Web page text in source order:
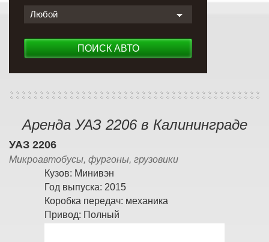
Любой
ПОИСК АВТО
Аренда УАЗ 2206 в Калининграде
УАЗ 2206
Микроавтобусы, фургоны, грузовики
Кузов: Минивэн
Год выпуска: 2015
Коробка передач: механика
Привод: Полный